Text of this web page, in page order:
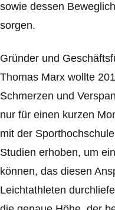
sowie dessen
sorgen.
Gründer und
Thomas Marx wollte
Schmerzen und
nur für einen kurzen
mit der
Studien erhoben, um
können, das diesen
Leichtathleten